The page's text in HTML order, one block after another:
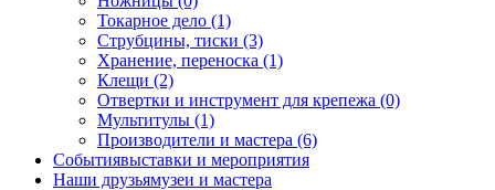
Токарное дело (1)
Струбцины, тиски (3)
Хранение, переноска (1)
Клещи (2)
Отвертки и инструмент для крепежа (0)
Мультитулы (1)
Производители и мастера (6)
Событиявыставки и мероприятия
Наши друзьямузеи и мастера